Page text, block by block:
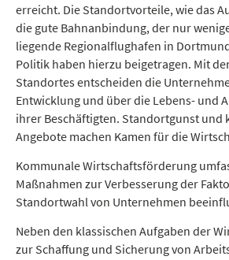
erreicht. Die Standortvorteile, wie das
die gute Bahnanbindung, der nur
liegende Regionalflughafen in
Politik haben hierzu beigetragen. Mit
Standortes entscheiden die
Entwicklung und über die Lebens- und
ihrer Beschäftigten. Standortgunst und
Angebote machen Kamen für die
Kommunale Wirtschaftsförderung
Maßnahmen zur Verbesserung der
Standortwahl von Unternehmen
Neben den klassischen Aufgaben der
zur Schaffung und Sicherung von